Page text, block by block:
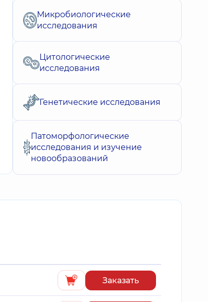
Микробиологические
исследования
Цитологические
исследования
Генетические исследования
Патоморфологические
исследования и изучение
новообразований
Заказать